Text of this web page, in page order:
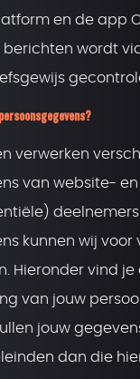
en de app
berichten wordt
verwerken
van website-
deelnemers
kunnen wij voor
Hieronder vind
van jouw
jouw
dan die